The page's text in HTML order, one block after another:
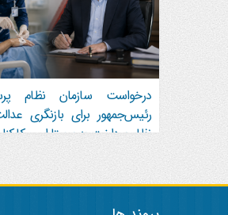
درخواست سازمان نظام
رئیس‌جمهور برای بازنگری
نظام پرداخت به پرستاران و